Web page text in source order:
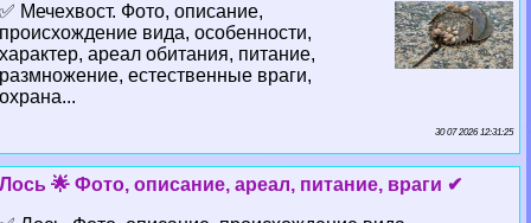
✅ Мечехвост. Фото, описание,
происхождение вида, особенности,
хаpaктер, ареал обитания, питание,
размножение, естественные враги,
охрана...
30 07 2026 12:31:25
Лось 🌟 Фото, описание, ареал, питание, враги ✔